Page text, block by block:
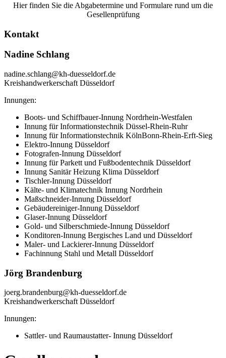
Hier finden Sie die Abgabetermine und Formulare rund um die
Gesellenprüfung
Kontakt
Nadine Schlang
nadine.schlang@kh-duesseldorf.de
Kreishandwerkerschaft Düsseldorf
Innungen:
Boots- und Schiffbauer-Innung Nordrhein-Westfalen
Innung für Informationstechnik Düssel-Rhein-Ruhr
Innung für Informationstechnik KölnBonn-Rhein-Erft-Sieg
Elektro-Innung Düsseldorf
Fotografen-Innung Düsseldorf
Innung für Parkett und Fußbodentechnik Düsseldorf
Innung Sanitär Heizung Klima Düsseldorf
Tischler-Innung Düsseldorf
Kälte- und Klimatechnik Innung Nordrhein
Maßschneider-Innung Düsseldorf
Gebäudereiniger-Innung Düsseldorf
Glaser-Innung Düsseldorf
Gold- und Silberschmiede-Innung Düsseldorf
Konditoren-Innung Bergisches Land und Düsseldorf
Maler- und Lackierer-Innung Düsseldorf
Fachinnung Stahl und Metall Düsseldorf
Jörg Brandenburg
joerg.brandenburg@kh-duesseldorf.de
Kreishandwerkerschaft Düsseldorf
Innungen:
Sattler- und Raumaustatter- Innung Düsseldorf